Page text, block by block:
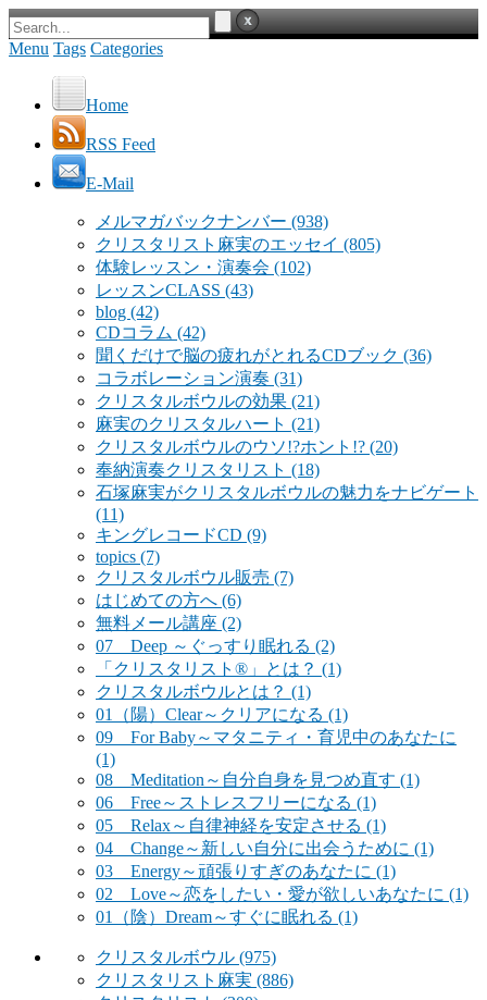
Menu Tags Categories
Home
RSS Feed
E-Mail
メルマガバックナンバー (938)
クリスタリスト麻実のエッセイ (805)
体験レッスン・演奏会 (102)
レッスンCLASS (43)
blog (42)
CDコラム (42)
聞くだけで脳の疲れがとれるCDブック (36)
コラボレーション演奏 (31)
クリスタルボウルの効果 (21)
麻実のクリスタルハート (21)
クリスタルボウルのウソ!?ホント!? (20)
奉納演奏クリスタリスト (18)
石塚麻実がクリスタルボウルの魅力をナビゲート
(11)
キングレコードCD (9)
topics (7)
クリスタルボウル販売 (7)
はじめての方へ (6)
無料メール講座 (2)
07 Deep ～ぐっすり眠れる (2)
「クリスタリスト®」とは？ (1)
クリスタルボウルとは？ (1)
01（陽）Clear～クリアになる (1)
09 For Baby～マタニティ・育児中のあなたに
(1)
08 Meditation～自分自身を見つめ直す (1)
06 Free～ストレスフリーになる (1)
05 Relax～自律神経を安定させる (1)
04 Change～新しい自分に出会うために (1)
03 Energy～頑張りすぎのあなたに (1)
02 Love～恋をしたい・愛が欲しいあなたに (1)
01（陰）Dream～すぐに眠れる (1)
クリスタルボウル (975)
クリスタリスト麻実 (886)